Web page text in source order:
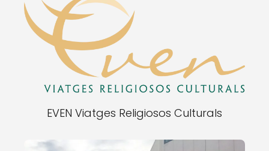
EVEN Viatges Religiosos Culturals